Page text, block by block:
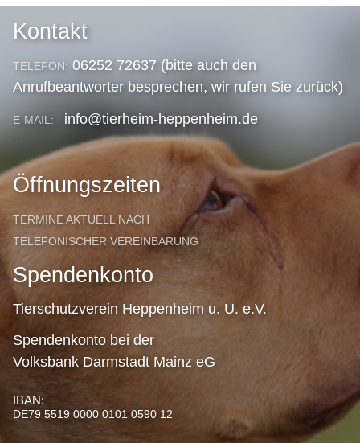
Kontakt
TELEFON: 06252 72637 (bitte auch den
Anrufbeantworter besprechen, wir rufen Sie zurück)
E-MAIL: info@tierheim-heppenheim.de
Öffnungszeiten
TERMINE AKTUELL NACH
TELEFONISCHER VEREINBARUNG
Spendenkonto
Tierschutzverein Heppenheim u. U. e.V.
Spendenkonto bei der
Volksbank Darmstadt Mainz eG
IBAN:
DE79 5519 0000 0101 0590 12